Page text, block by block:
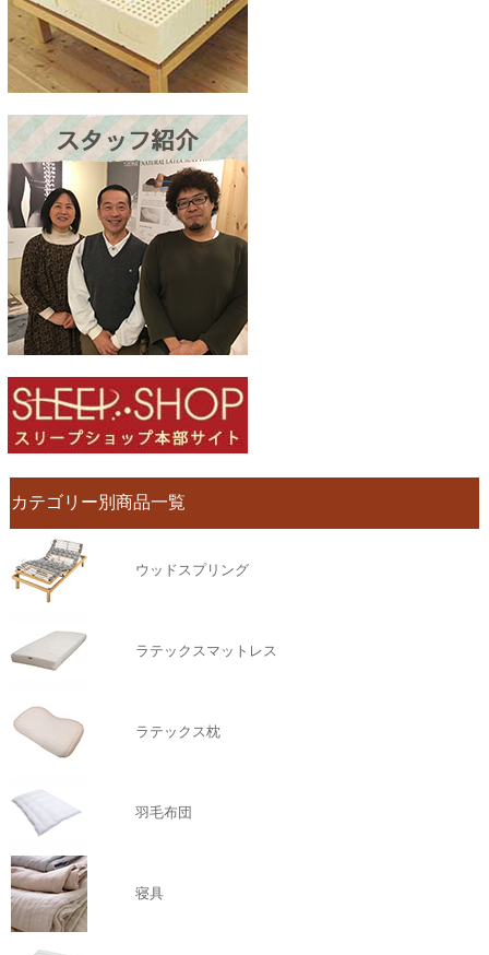
カテゴリー別商品一覧
ウッドスプリング
ラテックスマットレス
ラテックス枕
羽毛布団
寝具